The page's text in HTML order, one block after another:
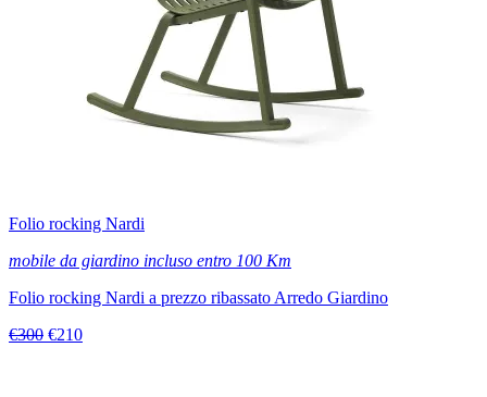
Folio rocking Nardi
mobile da giardino incluso entro 100 Km
Folio rocking Nardi a prezzo ribassato Arredo Giardino
€300 €210